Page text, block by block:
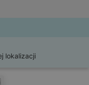
lokalizacji